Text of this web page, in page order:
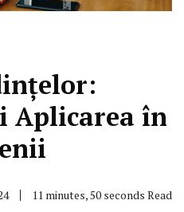
Aplicarea în
11 minutes, 50 seconds Read